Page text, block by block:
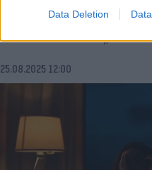
Data Deletion
Νέα μελέτη δείχνει ότι
τον κίνδυνο αϋπνίας, ενώ
25.08.2025 12:00